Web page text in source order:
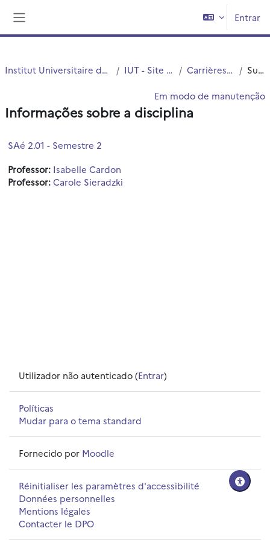
Entrar
Institut Universitaire de Technologie (IUT) IUT - Site de Roubaix Carrières Juridiques Sumário
Em modo de manutenção
Informações sobre a disciplina
SAé 2.01 - Semestre 2
Professor: Isabelle Cardon
Professor:Carole Sieradzki
Utilizador não autenticado (Entrar)
Políticas
Mudar para o tema standard
Fornecido por Moodle
Réinitialiser les paramètres d'accessibilité
Données personnelles
Mentions légales
Contacter le DPO